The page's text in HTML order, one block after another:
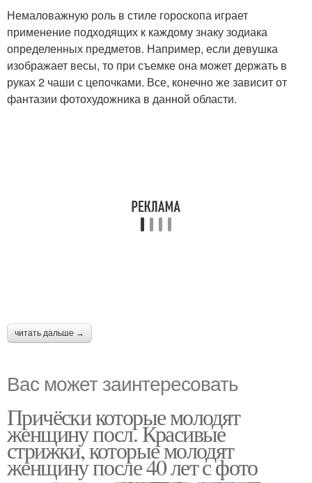
Немаловажную роль в стиле гороскопа играет
применение подходящих к каждому знаку зодиака
определенных предметов. Например, если девушка
изображает весы, то при съемке она может держать в
руках 2 чаши с цепочками. Все, конечно же зависит от
фантазии фотохудожника в данной области.
читать дальше →
Вас может заинтересовать
Причёски которые молодят
женщину посл. Красивые
стрижки, которые молодят
женщину после 40 лет с фото